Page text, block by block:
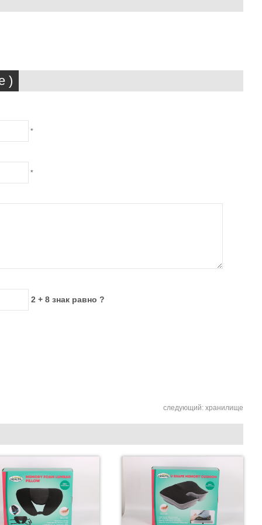
)
*
*
2 + 8 знак равно ?
следующий: хранилище